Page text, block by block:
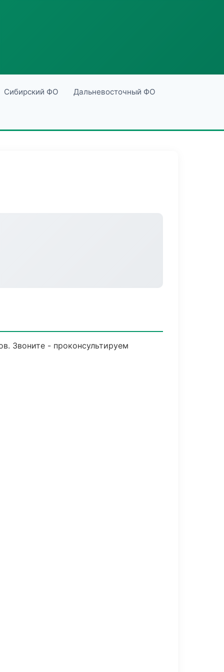
Сибирский ФО Дальневосточный ФО
Звоните - проконсультируем